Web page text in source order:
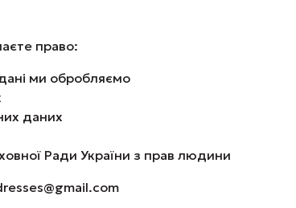
право:
ми обробляємо
даних
Ради України з прав людини